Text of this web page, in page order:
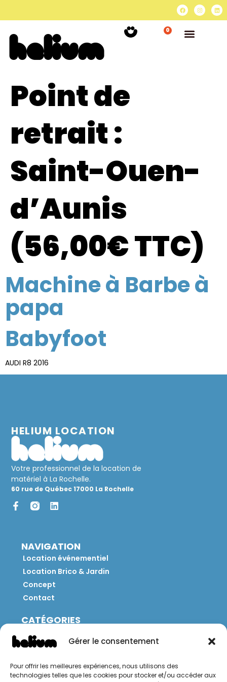
Gérer le consentement
Pour offrir les meilleures expériences, nous utilisons des
technologies telles que les cookies pour stocker et/ou accéder aux
0
Point de
retrait :
Saint-Ouen-
d’Aunis
(56,00€ TTC)
Machine à Barbe à
papa
Babyfoot
AUDI R8 2016
HELIUM LOCATION
Votre professionnel de la location de
matériel à La Rochelle.
60 rue de Québec 17000 La Rochelle
NAVIGATION
Location événementiel
Location Brico & Jardin
Concept
Contact
CATÉGORIES
Mobilier
Brico